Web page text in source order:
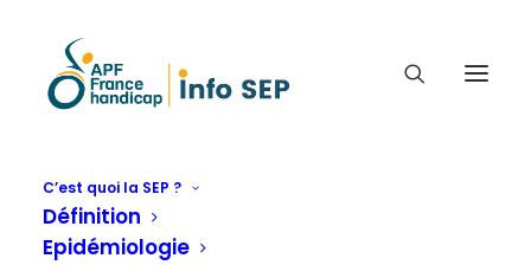
C’est quoi la SEP ?
Définition
Epidémiologie
COMMENT JE VOIS LES